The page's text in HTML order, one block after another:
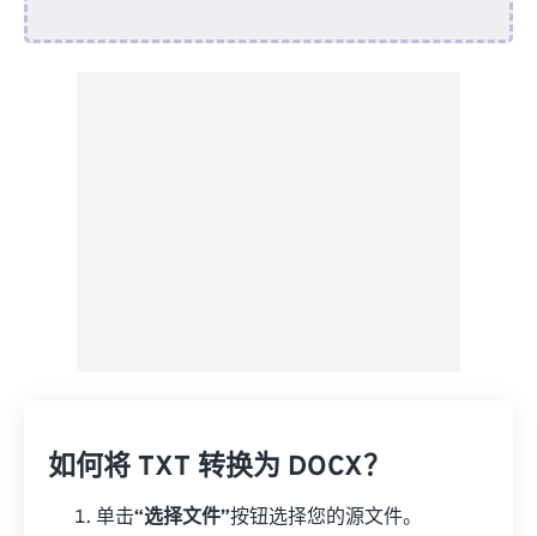
如何将 TXT 转换为 DOCX？
单击“选择文件”按钮选择您的源文件。